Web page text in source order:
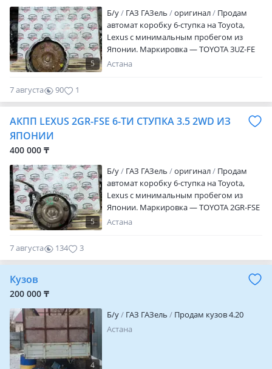
5
Б/y ГАЗ ГАЗель оригинал
Продам
автомат коробку 6-ступка на Toyota,
Lexus c минимальным пробегом из
Японии. Маркировка — TOYOTA 3UZ-FE
Объём-4.3 Привод-ЗАДНИЙ 2WD Есть
приобрести запчасти в рассрочку либо в
кредит! Звонить с 9.00 до 18.00 без
Астана
7 августа 90 1
АКПП LEXUS 2GR-FSE 6-ТИ СТУПКА 3.5 2WD ИЗ
ЯПОНИИ
400 000 ₸
5
Б/y ГАЗ ГАЗель оригинал
Продам
автомат коробку 6-ступка на Toyota,
Lexus c минимальным пробегом из
Японии. Маркировка — TOYOTA 2GR-FSE
Объём-3.5 Привод-ЗАДНИЙ 2WD Есть
Разбор!
Астана
7 августа 134 3
Кузов
200 000 ₸
4
Б/y ГАЗ ГАЗель
Продам кузов 4.20
Астана